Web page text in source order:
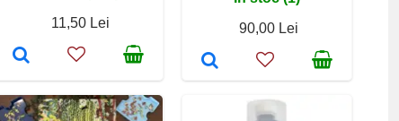
11,50 Lei
90,00 Lei